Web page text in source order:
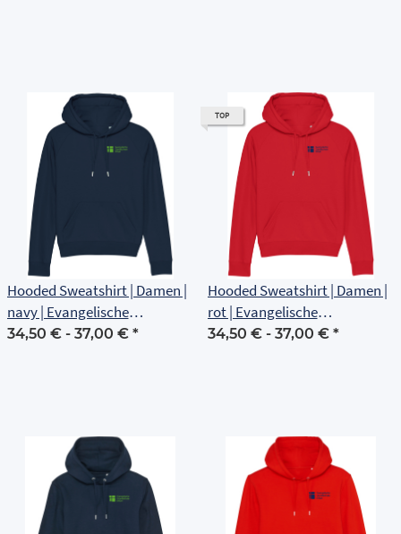
Hooded Sweatshirt | Damen |
navy | Evangelische
Grundschule Erfurt
34,50 € - 37,00 € *
TOP
Hooded Sweatshirt | Damen |
rot | Evangelische
Grundschule Erfurt
34,50 € - 37,00 € *